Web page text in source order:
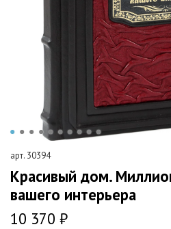
арт. 30394
Красивый дом.
вашего интерьера
10 370 ₽